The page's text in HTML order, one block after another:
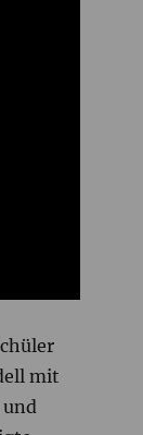
mit